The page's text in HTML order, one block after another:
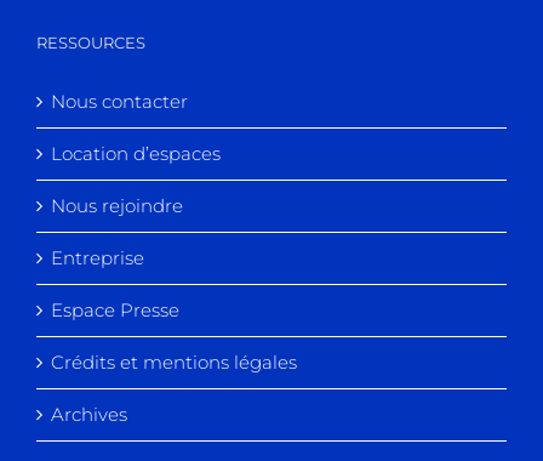
RESSOURCES
Nous contacter
Location d’espaces
Nous rejoindre
Entreprise
Espace Presse
Crédits et mentions légales
Archives